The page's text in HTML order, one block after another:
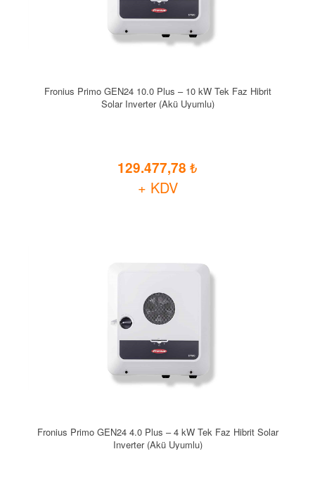
Fronius Primo GEN24 10.0 Plus – 10 kW Tek Faz Hibrit
Solar Inverter (Akü Uyumlu)
129.477,78
+ KDV
Fronius Primo GEN24 4.0 Plus – 4 kW Tek Faz Hibrit Solar
Inverter (Akü Uyumlu)